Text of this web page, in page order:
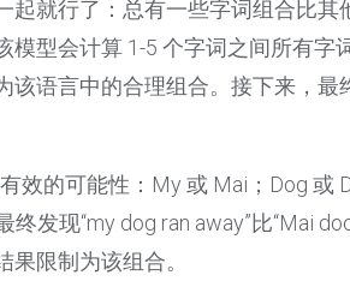
就行了：总有一些字词组合比其
型会计算 1-5 个字词之间所有字
语言中的合理组合。接下来，最
效的可能性：My 或 Mai；Dog 或
发现“my dog ran away”比“Mai
果限制为该组合。